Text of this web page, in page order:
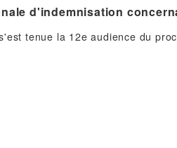
d'indemnisation
tenue la 12e audience du